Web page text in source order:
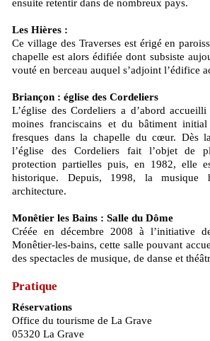
ensuite retentir dans de nombreux pays.
Les Hières :
Ce village des Traverses est érigé en
chapelle est alors édifiée dont subsiste
vouté en berceau auquel s’adjoint l’édifice
Briançon : église des Cordeliers
L’église des Cordeliers a d’abord
moines franciscains et du bâtiment
fresques dans la chapelle du cœur. Dès
l’église des Cordeliers fait l’objet de
protection partielles puis, en 1982, elle
historique. Depuis, 1998, la musique
architecture.
Monêtier les Bains : Salle du Dôme
Créée en décembre 2008 à l’initiative
Monêtier-les-bains, cette salle pouvant
des spectacles de musique, de danse et
Pratique
Réservations
Office du tourisme de La Grave
05320 La Grave